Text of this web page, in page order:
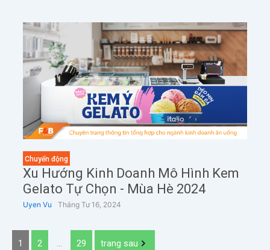
Chuyển động
Xu Hướng Kinh Doanh Mô Hình Kem
Gelato Tự Chọn - Mùa Hè 2024
Uyen Vu Tháng Tư 16, 2024
1 2 … 29 trang sau